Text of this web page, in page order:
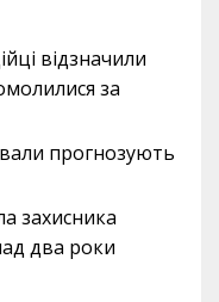
відзначили
за
прогнозують
захисника
два роки